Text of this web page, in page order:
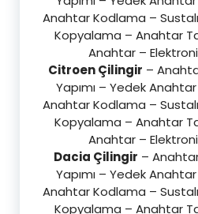
Anahtar Kodlama –
Kopyalama – Anahtar
Anahtar –
Citroen Çilingir –
Yapımı – Yedek
Anahtar Kodlama –
Kopyalama – Anahtar
Anahtar –
Dacia Çilingir –
Yapımı – Yedek
Anahtar Kodlama –
Kopyalama – Anahtar